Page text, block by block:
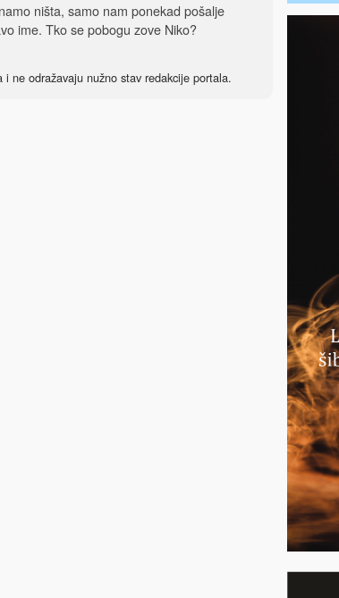
ništa, samo nam ponekad pošalje
ime. Tko se pobogu zove Niko?
ne odražavaju nužno stav redakcije portala.